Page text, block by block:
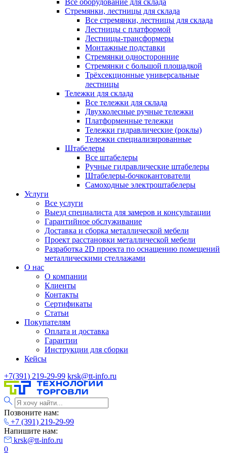
Все оборудование для склада
Стремянки, лестницы для склада
Все стремянки, лестницы для склада
Лестницы с платформой
Лестницы-трансформеры
Монтажные подставки
Стремянки односторонние
Стремянки с большой площадкой
Трёхсекционные универсальные
лестницы
Тележки для склада
Все тележки для склада
Двухколесные ручные тележки
Платформенные тележки
Тележки гидравлические (роклы)
Тележки специализированные
Штабелеры
Все штабелеры
Ручные гидравлические штабелеры
Штабелеры-бочкокантователи
Самоходные электроштабелеры
Услуги
Все услуги
Выезд специалиста для замеров и консультации
Гарантийное обслуживание
Доставка и сборка металлической мебели
Проект расстановки металлической мебели
Разработка 2D проекта по оснащению помещений
металлическими стеллажами
О нас
О компании
Клиенты
Контакты
Сертификаты
Статьи
Покупателям
Оплата и доставка
Гарантии
Инструкции для сборки
Кейсы
+7(391) 219-29-99 krsk@tt-info.ru
Позвоните нам:
+7 (391) 219-29-99
Напишите нам:
krsk@tt-info.ru
0